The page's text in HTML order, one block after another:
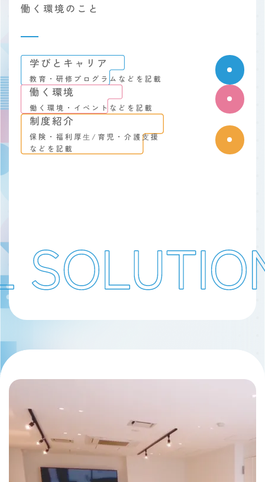
働く環境のこと
学びとキャリア
教育・研修プログラムなどを記載
働く環境
働く環境・イベントなどを記載
制度紹介
保険・福利厚⽣/育児・介護⽀援
などを記載